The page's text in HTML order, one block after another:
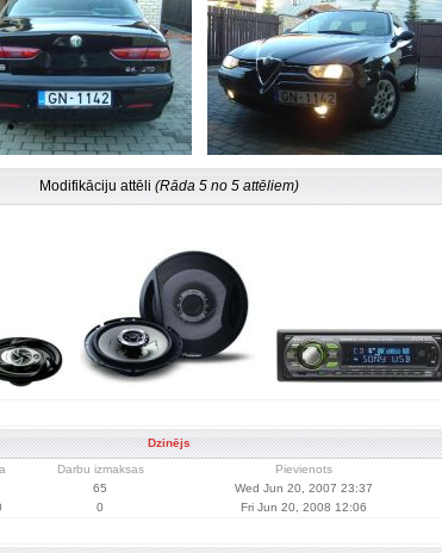
Modifikāciju attēli (Rāda 5 no 5 attēliem)
Dzinējs
Darbu izmaksas Pievienots
65 Wed Jun 20, 2007 23:37
0 Fri Jun 20, 2008 12:06